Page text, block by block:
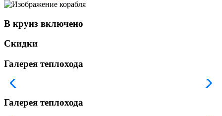
В круиз включено
Скидки
Галерея теплохода
Галерея теплохода